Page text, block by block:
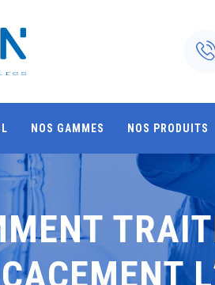
NOS GAMMES NOS PRODUITS